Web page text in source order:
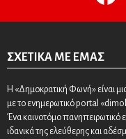
ΣΧΕΤΙΚΆ ΜΕ ΕΜΆΣ
Η «Δημοκρατική Φωνή» είναι
με το ενημερωτικό portal
Ένα καινοτόμο πανηπειρωτικό
ιδανικά της ελεύθερης και